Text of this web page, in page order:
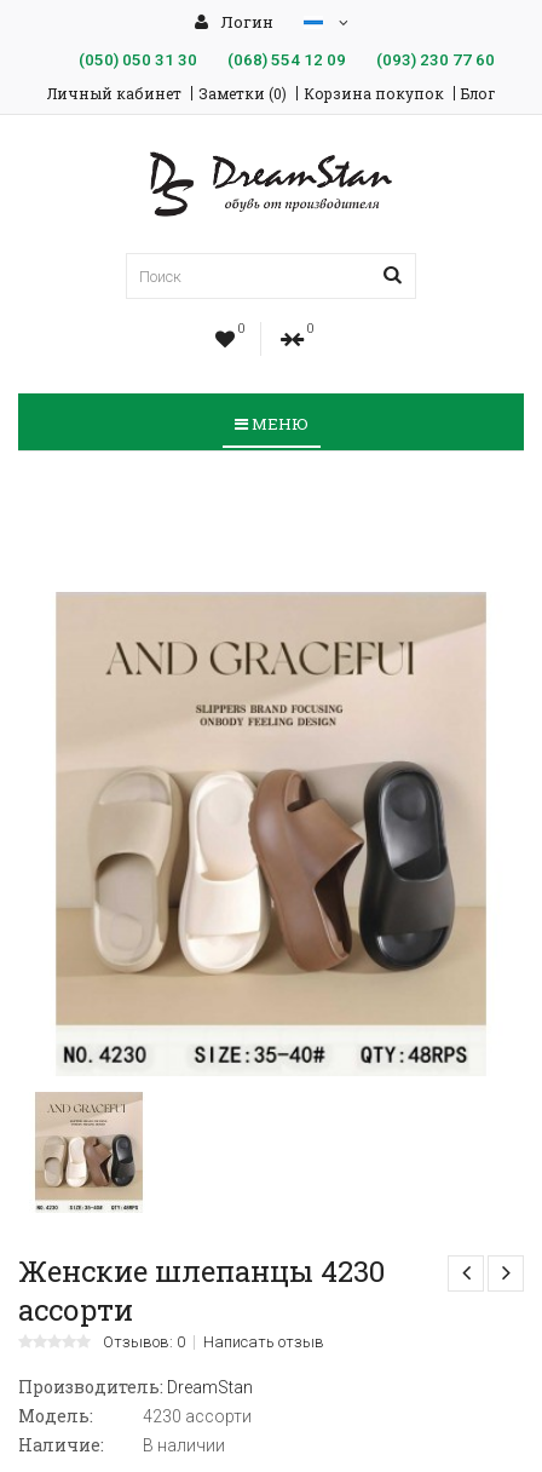
Логин
(050)050 31 30 (068)554 12 09 (093)230 77 60
Личный кабинет Заметки (0) Корзина покупок Блог
0 0
МЕНЮ
Женские шлепанцы 4230
ассорти
Отзывов: 0 Написать отзыв
Производитель: DreamStan
Модель: 4230 ассорти
Наличие: В наличии